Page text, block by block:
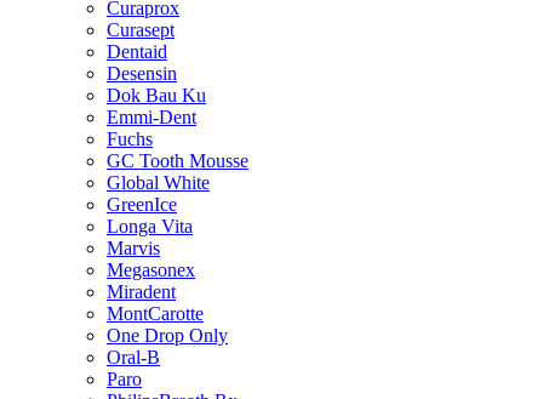
Curaprox
Curasept
Dentaid
Desensin
Dok Bau Ku
Emmi-Dent
Fuchs
GC Tooth Mousse
Global White
GreenIce
Longa Vita
Marvis
Megasonex
Miradent
MontCarotte
One Drop Only
Oral-B
Paro